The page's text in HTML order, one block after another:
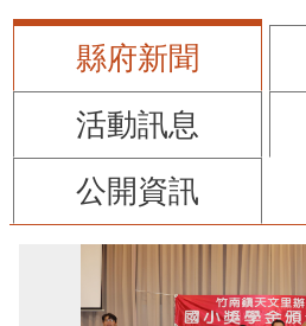
縣府新聞
活動訊息
公開資訊